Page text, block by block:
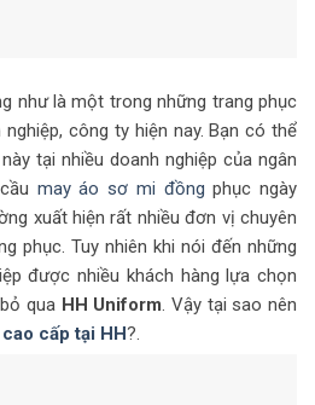
như là một trong những trang phục
công ty hiện nay. Bạn có thể
tại nhiều doanh nghiệp của ngân
may áo sơ mi đồng phục ngày
xuất hiện rất nhiều đơn vị chuyên
phục. Tuy nhiên khi nói đến những
được nhiều khách hàng lựa chọn
qua HH Uniform. Vậy tại sao nên
cấp tại HH?.